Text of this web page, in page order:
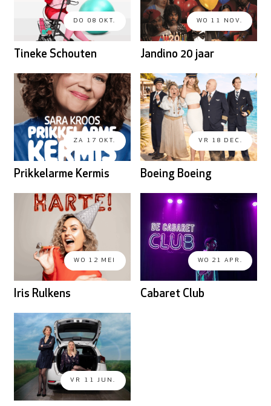
DO 08 OKT.
Tineke Schouten
WO 11 NOV.
Jandino 20 jaar
ZA 17 OKT.
Prikkelarme Kermis
VR 18 DEC.
Boeing Boeing
WO 12 MEI
Iris Rulkens
WO 21 APR.
De Cabaret Club - Weert
Cabaret Club
VR 11 JUN.